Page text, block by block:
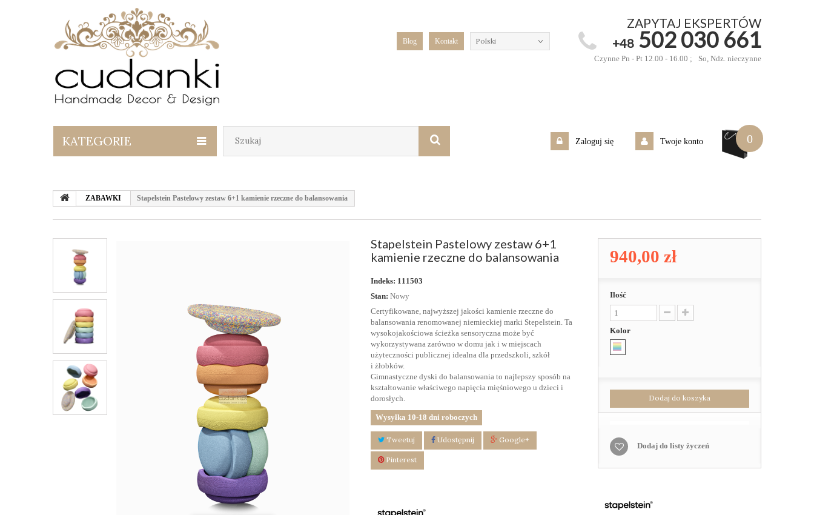
ZAPYTAJ EKSPERTÓW
+48 502 030 661
Czynne Pn - Pt 12.00 - 16.00 ; So, Ndz. nieczynne
Polski
Blog Kontakt
KATEGORIE 0
Zaloguj się Twoje konto
ZABAWKI Stapelstein Pastelowy zestaw 6+1 kamienie rzeczne do balansowania
Stapelstein Pastelowy zestaw 6+1
kamienie rzeczne do balansowania
Indeks: 111503
Stan: Nowy
Certyfikowane, najwyższej jakości kamienie rzeczne do
balansowania renomowanej niemieckiej marki Stepelstein. Ta
wysokojakościowa ścieżka sensoryczna może być
wykorzystywana zarówno w domu jak i w miejscach
użyteczności publicznej idealna dla przedszkoli, szkół
i żłobków.
Gimnastyczne dyski do balansowania to najlepszy sposób na
kształtowanie właściwego napięcia mięśniowego u dzieci i
dorosłych.
Wysyłka 10-18 dni roboczych
Tweetuj Udostępnij Google+
Pinterest
940,00 zł
Ilość
Kolor
Dodaj do koszyka
Dodaj do listy życzeń